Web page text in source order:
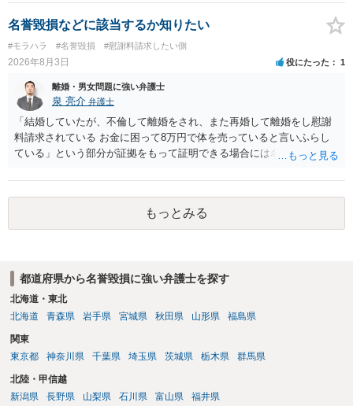
名誉毀損などに該当するか知りたい
#モラハラ #名誉毀損 #慰謝料請求したい側
2026年8月3日 役にたった 1
離婚・男女問題に強い弁護士
泉 亮介 弁護士
「結婚していたが、不倫して離婚をされ、また再婚して離婚をし慰謝
料請求されている お金に困って8万円で体を売っていると言いふらし
ている」という部分が証拠をもって証明できる場合には名誉権侵害や
ょう。 既に弁護士にご依頼されているとのことですので，依頼中の弁
護士と打ち合わせの末どのように対応するかを決められると良いでし
もっとみる
都道府県から名誉毀損に強い弁護士を探す
北海道・東北
北海道
青森県 岩手県 宮城県 秋田県 山形県 福島県
関東
東京都
神奈川県 千葉県 埼玉県 茨城県 栃木県 群馬県
北陸・甲信越
新潟県
長野県 山梨県 石川県 富山県 福井県